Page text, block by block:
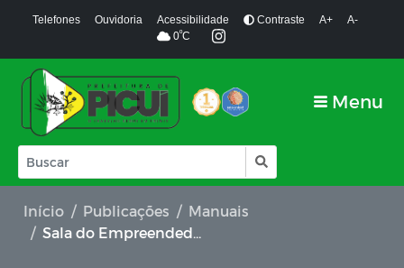
Telefones Ouvidoria Acessibilidade Contraste A+
A-
0ºC
Menu
Início Publicações
Manuais
Sala do Empreendedor Picuí